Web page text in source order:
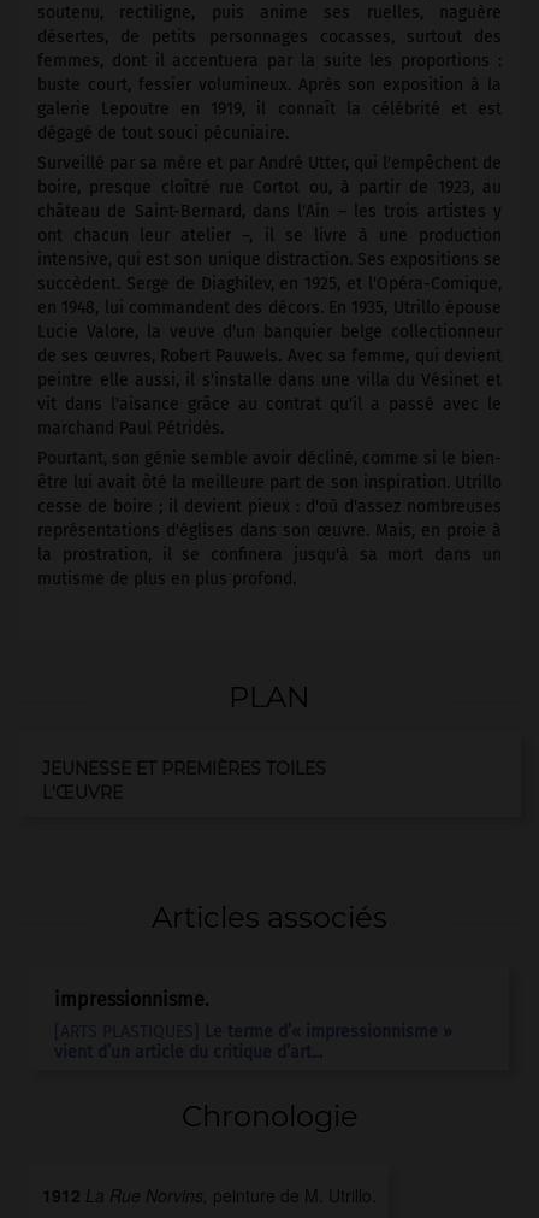
soutenu, rectiligne, puis anime ses ruelles, naguère
désertes, de petits personnages cocasses, surtout des
femmes, dont il accentuera par la suite les proportions :
buste court, fessier volumineux. Après son exposition à la
galerie Lepoutre en 1919, il connaît la célébrité et est
dégagé de tout souci pécuniaire.
Surveillé par sa mère et par André Utter, qui l'empêchent de
boire, presque cloîtré rue Cortot ou, à partir de 1923, au
château de Saint-Bernard, dans l'Ain – les trois artistes y
ont chacun leur atelier –, il se livre à une production
intensive, qui est son unique distraction. Ses expositions se
succèdent. Serge de Diaghilev, en 1925, et l'Opéra-Comique,
en 1948, lui commandent des décors. En 1935, Utrillo épouse
Lucie Valore, la veuve d'un banquier belge collectionneur
de ses œuvres, Robert Pauwels. Avec sa femme, qui devient
peintre elle aussi, il s'installe dans une villa du Vésinet et
vit dans l'aisance grâce au contrat qu'il a passé avec le
marchand Paul Pétridès.
Pourtant, son génie semble avoir décliné, comme si le bien-
être lui avait ôté la meilleure part de son inspiration. Utrillo
cesse de boire ; il devient pieux : d'où d'assez nombreuses
représentations d'églises dans son œuvre. Mais, en proie à
la prostration, il se confinera jusqu'à sa mort dans un
mutisme de plus en plus profond.
PLAN
JEUNESSE ET PREMIÈRES TOILES
L'ŒUVRE
Articles associés
impressionnisme.
Chronologie
1912 La Rue Norvins, peinture de M. Utrillo.